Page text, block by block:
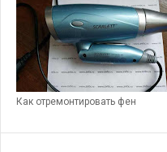
Как отремонтировать фен